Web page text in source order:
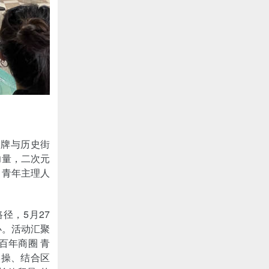
与历史街
，二次元
年主理人
，5月27
活动汇聚
年商圈 青
、结合区